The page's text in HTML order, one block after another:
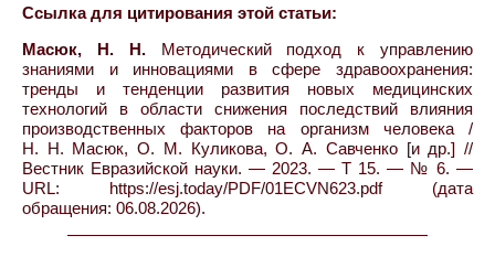
Ссылка для цитирования этой статьи:
Масюк, Н. Н.Методический подход к управлению
знаниями и инновациями в сфере здравоохранения:
тренды и тенденции развития новых медицинских
технологий в области снижения последствий влияния
производственных факторов на организм человека /
Н. Н. Масюк, О. М. Куликова, О. А. Савченко [и др.] //
Вестник Евразийской науки. — 2023. — Т 15. — № 6. —
URL: https://esj.today/PDF/01ECVN623.pdf (дата
обращения: 06.08.2026).